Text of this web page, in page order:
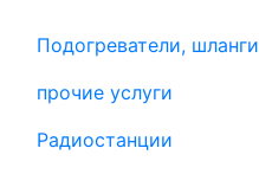
Подогреватели, шланги
прочие услуги
Радиостанции